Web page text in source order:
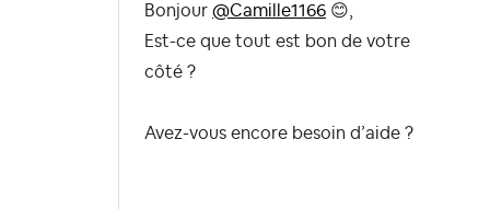
Bonjour @Camille1166 😊
Est-ce que tout est bon de votre
côté ?
Avez-vous encore besoin d’aide ?